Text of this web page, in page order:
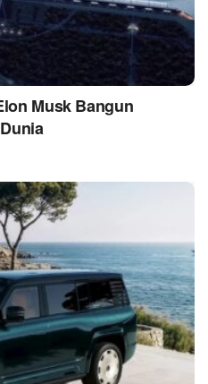
Musk Bangun